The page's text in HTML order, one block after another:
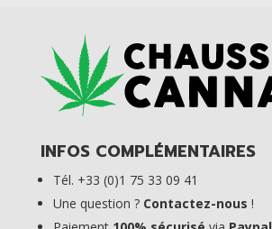
INFOS COMPLÉMENTAIRES
Tél. +33 (0)1 75 33 09 41
Une question ? Contactez-nous !